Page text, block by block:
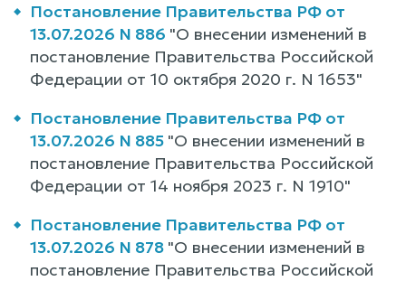
Постановление Правительства РФ от
13.07.2026 N 886 "О внесении изменений в
постановление Правительства Российской
Федерации от 10 октября 2020 г. N 1653"
Постановление Правительства РФ от
13.07.2026 N 885 "О внесении изменений в
постановление Правительства Российской
Федерации от 14 ноября 2023 г. N 1910"
Постановление Правительства РФ от
13.07.2026 N 878 "О внесении изменений в
постановление Правительства Российской